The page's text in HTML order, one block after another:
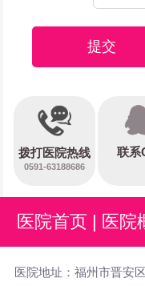
提交
拨打医院热线
0591-63188686
联系
医院首页 医院
医院地址：福州市晋安